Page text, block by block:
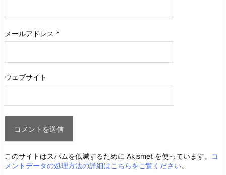
メールアドレス *
ウェブサイト
このサイトはスパムを低減するために Akismet を使っています。
コ
メントデータの処理方法の詳細はこちらをご覧ください。